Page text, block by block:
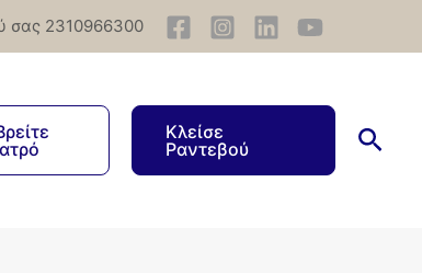
σας 2310966300
Κλείσε
Ραντεβού